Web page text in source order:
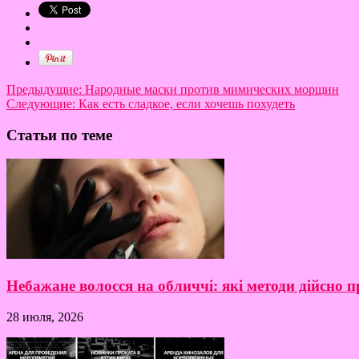
Предыдущие: Народные маски против мимических морщин
Следующие: Как есть сладкое, если хочешь похудеть
Статьи по теме
Небажане волосся на обличчі: які методи дійсно
28 июля, 2026